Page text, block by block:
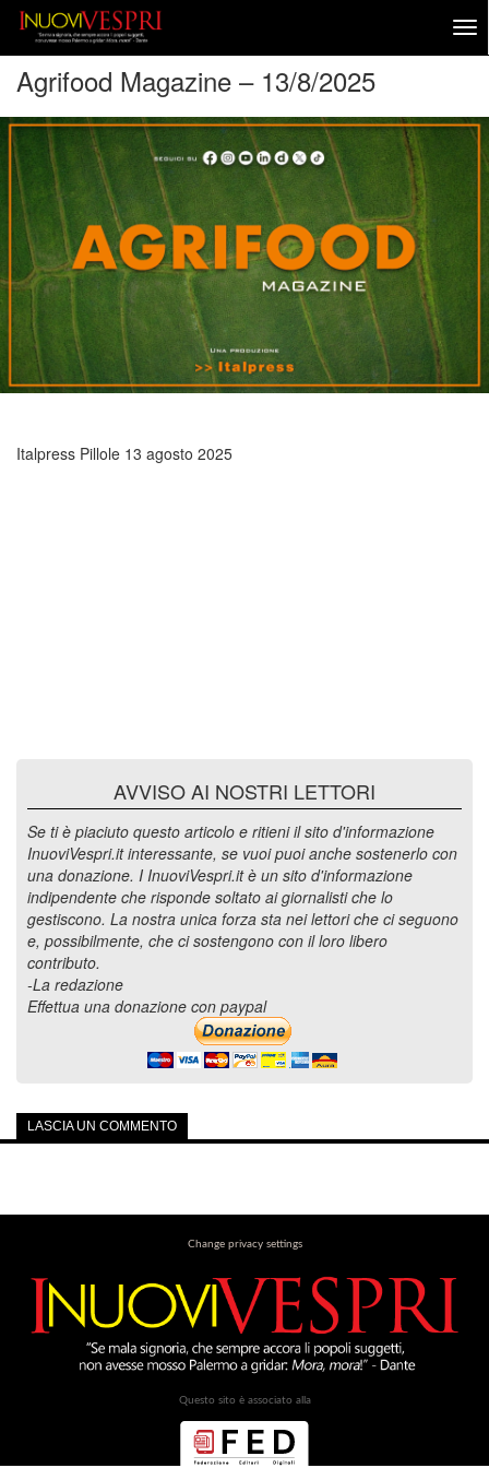
Agrifood Magazine – 13/8/2025
Italpress Pillole 13 agosto 2025
AVVISO AI NOSTRI LETTORI
Se ti è piaciuto questo articolo e ritieni il sito d'informazione
InuoviVespri.it interessante, se vuoi puoi anche sostenerlo con
una donazione. I InuoviVespri.it è un sito d'informazione
indipendente che risponde soltato ai giornalisti che lo
gestiscono. La nostra unica forza sta nei lettori che ci seguono
e, possibilmente, che ci sostengono con il loro libero
contributo.
-La redazione
Effettua una donazione con paypal
LASCIA UN COMMENTO
Change privacy settings
Questo sito è associato alla